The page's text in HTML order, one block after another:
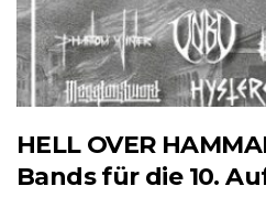
HELL OVER
Bands für die 10.